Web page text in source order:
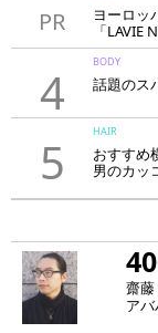
PR
ヨーロッ
「LAVIE
4
BODY
話題のス
5
HAIR
おすすめ
男のカッ
齋
ア